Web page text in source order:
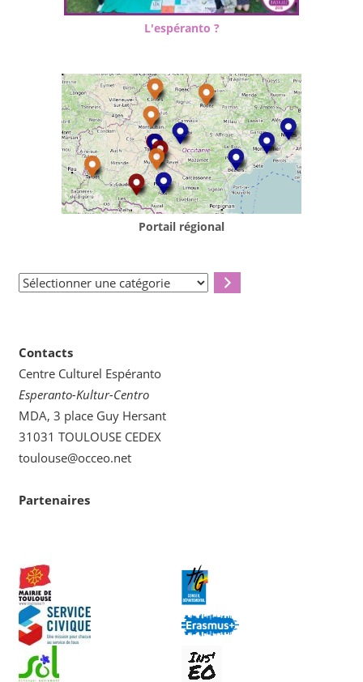
L'espéranto ?
Portail régional
Sélectionner
Contacts
Centre Culturel Espéranto
Esperanto-Kultur-Centro
MDA, 3 place Guy Hersant
31031 TOULOUSE CEDEX
toulouse@occeo.net
Partenaires